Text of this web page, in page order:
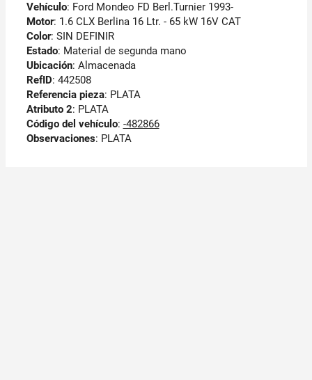
Vehículo: Ford Mondeo FD Berl.Turnier 1993-
Motor: 1.6 CLX Berlina 16 Ltr. - 65 kW 16V CAT
Color: SIN DEFINIR
Estado: Material de segunda mano
Ubicación: Almacenada
RefID: 442508
Referencia pieza: PLATA
Atributo 2: PLATA
Código del vehículo: -482866
Observaciones: PLATA